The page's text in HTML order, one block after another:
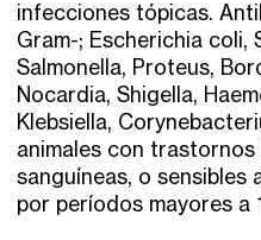
infecciones tópicas.
Gram-; Escherichia coli,
Salmonella, Proteus,
Nocardia, Shigella,
Klebsiella,
animales con
sanguíneas, o sensibles
por períodos mayores a